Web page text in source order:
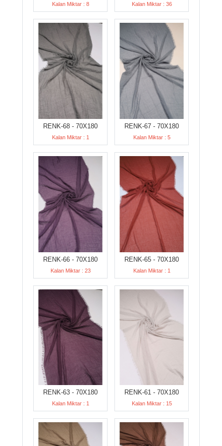
Kalan Miktar : 8 Kalan Miktar : 36
RENK-68 - 70X180
Kalan Miktar : 1
RENK-67 - 70X180
Kalan Miktar : 5
RENK-66 - 70X180
Kalan Miktar : 23
RENK-65 - 70X180
Kalan Miktar : 1
RENK-63 - 70X180
Kalan Miktar : 1
RENK-61 - 70X180
Kalan Miktar : 15